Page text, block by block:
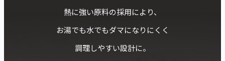
熱に強い原料の採用により、
お湯でも水でもダマになりにくく
調理しやすい設計に。